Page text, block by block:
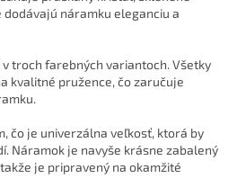
náramku eleganciu a
troch farebných variantoch. Všetky
kvalitné pružence, čo zaručuje
čo je univerzálna veľkosť, ktorá by
Náramok je navyše krásne zabalený
je pripravený na okamžité